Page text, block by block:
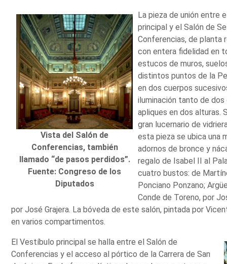
Vista del Salón de
Conferencias, también
llamado “de pasos perdidos”.
Fuente: Congreso de los
Diputados
La pieza de unión entre
principal y el Salón de
Conferencias, de planta
con entera fidelidad en
estucos de muros,
distintos puntos de la
en dos cuerpos
iluminación tanto de
apliques en dos alturas.
gran lucernario de
esta pieza se ubica una
adornos de bronce y
regalo de Isabel II al
cuatro bustos: de
Ponciano Ponzano;
Conde de Toreno, por
por José Grajera. La bóveda de este salón, pintada por
en varios compartimentos.
El Vestíbulo principal se halla entre el Salón de
Conferencias y el acceso al pórtico de la Carrera de San